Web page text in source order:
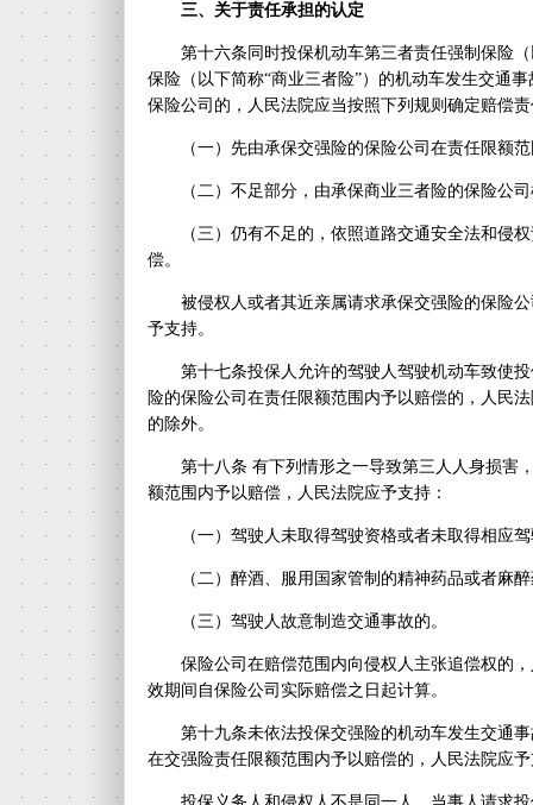
三、关于责任承担的认定
第十六条同时投保机动车第三者责任强制保险
保险（以下简称“商业三者险”）的机动车发生交通
保险公司的，人民法院应当按照下列规则确定赔偿
（一）先由承保交强险的保险公司在责任限额
（二）不足部分，由承保商业三者险的保险公
（三）仍有不足的，依照道路交通安全法和侵
偿。
被侵权人或者其近亲属请求承保交强险的保险
予支持。
第十七条投保人允许的驾驶人驾驶机动车致使
险的保险公司在责任限额范围内予以赔偿的，人民
的除外。
第十八条 有下列情形之一导致第三人人身损害
额范围内予以赔偿，人民法院应予支持：
（一）驾驶人未取得驾驶资格或者未取得相应
（二）醉酒、服用国家管制的精神药品或者麻
（三）驾驶人故意制造交通事故的。
保险公司在赔偿范围内向侵权人主张追偿权的
效期间自保险公司实际赔偿之日起计算。
第十九条未依法投保交强险的机动车发生交通
在交强险责任限额范围内予以赔偿的，人民法院应